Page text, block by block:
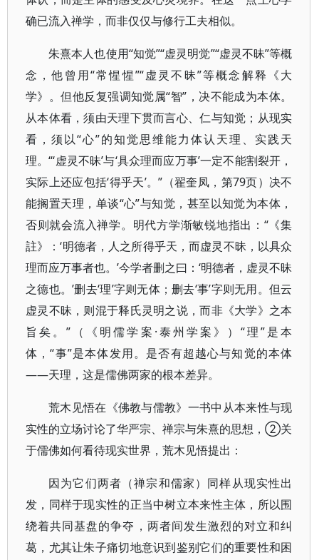
确已流入禅学，而非仅仅与修行工夫相似。
朱熹本人也使用“知觉”“虚灵明觉”“虚灵不昧”等概
念，他曾用“常惺惺”“虚灵不昧”等概念解释《大
学》。但他反复强调知觉属“智”，决不能成为本体。
从本体看，须由天理下贯而言心、仁与知觉；从现实
看，须以“心”的知觉思维能力体认天理、实践天
理。“‘虚灵不昧’与‘具众理而应万事’一定不能割裂开，
实际上还应包括‘得乎天’。”（翟奎凤，第79页）决不
能搁置天理，单谈“心”与知觉，甚至以知觉为本体，
否则就会流入禅学。明代方学渐敏锐地指出：“《集
註》：‘明德者，人之所得乎天，而虚灵不昧，以具众
理而应万事者也。’今学者删之曰：‘明德者，虚灵不昧
之德也。’删去‘理’字则无体；删去‘事’字则无用。但云
虚灵不昧，则混于释氏灵明之说，而非《大学》之本
旨矣。”（《明儒学案·泰州学案》）“理”是本
体，“事”是本体发用。是否有超越心与知觉的本体
——天理，这是儒佛两家的根本差异。
荒木见悟在《佛教与儒教》一书中从本来性与现
实性的立场讨论了华严宗、禅宗与朱熹的思想，②关
于儒佛如何看待现实世界，荒木见悟提出：
因为它们两者（禅宗和儒家）同样从现实性出
发，同样于现实性的正当中树立本来性主体，所以围
绕着共同基盘的争夺，两者间发生激烈的对立和纠
葛，尤其让朱子痛切地意识到鉴别它们的重要性和困